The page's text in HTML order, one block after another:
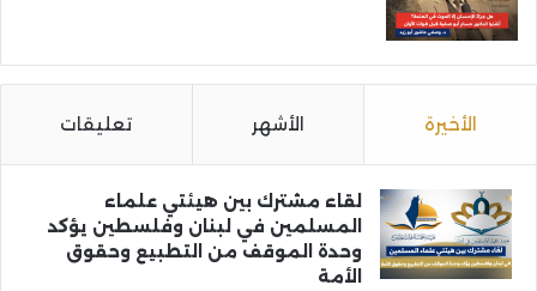
الأخيرة الأشهر تعليقات
لقاء مشترك بين هيئتي علماء
المسلمين في لبنان وفلسطين يؤكد
وحدة الموقف من التطبيع وحقوق
الأمة